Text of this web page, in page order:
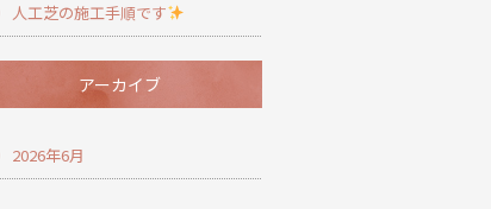
人工芝の施工手順です
アーカイブ
2026年6月